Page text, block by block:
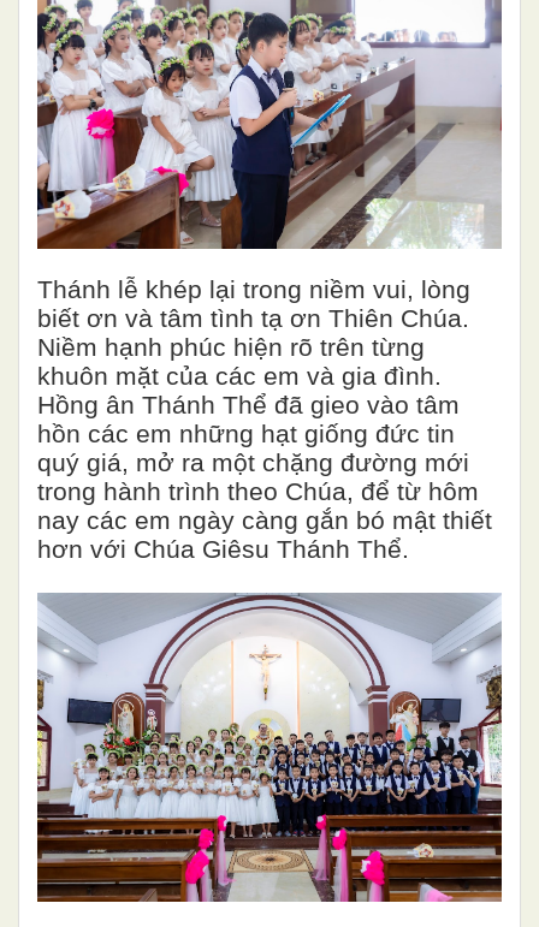
Thánh lễ khép lại trong niềm vui, lòng
biết ơn và tâm tình tạ ơn Thiên Chúa.
Niềm hạnh phúc hiện rõ trên từng
khuôn mặt của các em và gia đình.
Hồng ân Thánh Thể đã gieo vào tâm
hồn các em những hạt giống đức tin
quý giá, mở ra một chặng đường mới
trong hành trình theo Chúa, để từ hôm
nay các em ngày càng gắn bó mật thiết
hơn với Chúa Giêsu Thánh Thể.